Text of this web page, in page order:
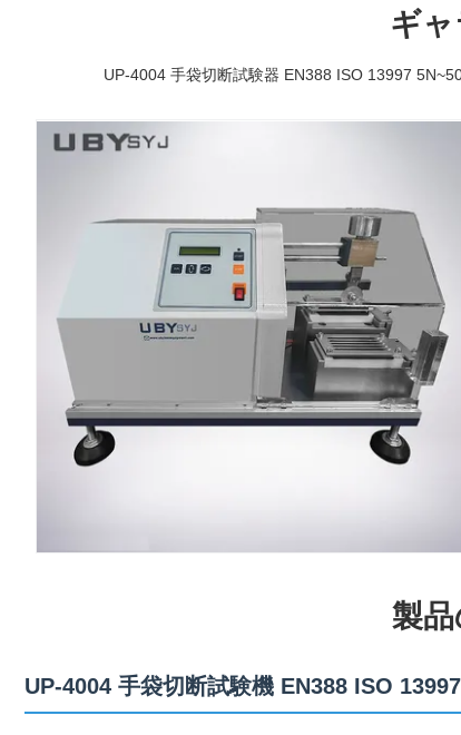
ギ
UP-4004 手袋切断試験器 EN388 ISO 13997
製品
UP-4004 手袋切断試験機 EN388 ISO